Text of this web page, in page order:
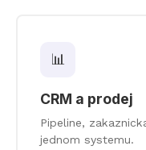
📊
CRM a prodej
Pipeline,
jednom systemu.